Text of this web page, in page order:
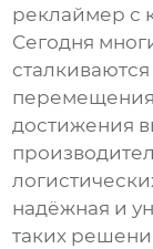
реклаймер с
Сегодня
достижения
надёжная и
таких